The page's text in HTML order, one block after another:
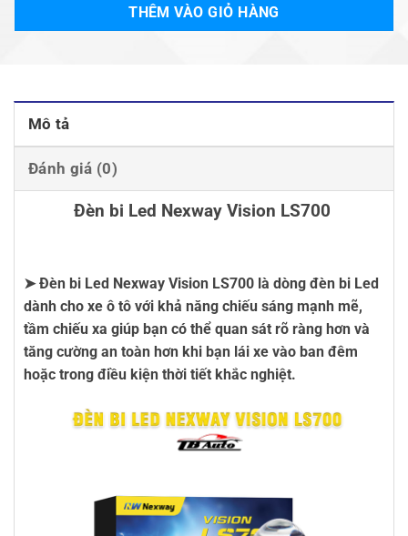
THÊM VÀO GIỎ HÀNG
Mô tả
Đánh giá (0)
Đèn bi Led Nexway Vision LS700
➤Đèn bi Led Nexway Vision LS700 là dòng đèn bi Led
dành cho xe ô tô với khả năng chiếu sáng mạnh mẽ,
tầm chiếu xa giúp bạn có thể quan sát rõ ràng hơn và
tăng cường an toàn hơn khi bạn lái xe vào ban đêm
hoặc trong điều kiện thời tiết khắc nghiệt.